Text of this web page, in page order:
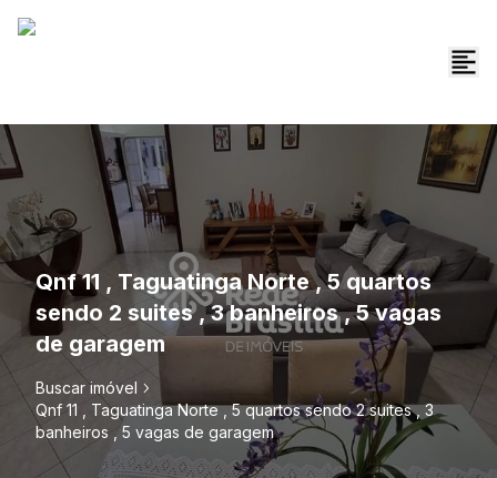
Qnf 11 , Taguatinga Norte , 5 quartos
sendo 2 suites , 3 banheiros , 5 vagas
de garagem
Buscar imóvel
Qnf 11 , Taguatinga Norte , 5 quartos sendo 2 suites , 3
banheiros , 5 vagas de garagem